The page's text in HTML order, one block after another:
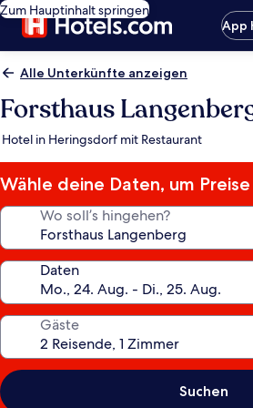
Zum Hauptinhalt springen
App
Alle Unterkünfte anzeigen
Forsthaus
Hotel in Heringsdorf mit Restaurant
Wähle deine Daten, um
Wo soll’s hingehen?
Daten
Gäste
Suchen